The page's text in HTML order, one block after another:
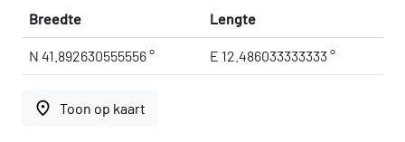
Breedte Lengte
N 41.892630555556 ° E 12.486033333333 °
place Toon op kaart